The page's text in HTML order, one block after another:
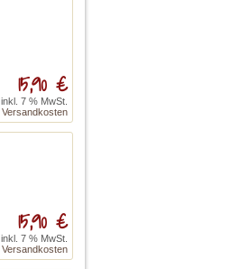
15,90 €
inkl. 7 % MwSt.
Versandkosten
15,90 €
inkl. 7 % MwSt.
Versandkosten